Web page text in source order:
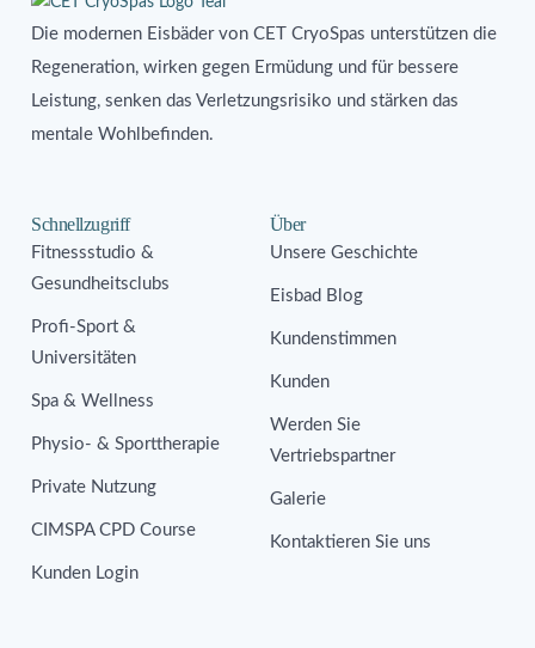
Die modernen Eisbäder von CET CryoSpas unterstützen die
Regeneration, wirken gegen Ermüdung und für bessere
Leistung, senken das Verletzungsrisiko und stärken das
mentale Wohlbefinden.
Schnellzugriff
Fitnessstudio &
Gesundheitsclubs
Profi-Sport &
Universitäten
Spa & Wellness
Physio- & Sporttherapie
Private Nutzung
CIMSPA CPD Course
Kunden Login
Über
Unsere Geschichte
Eisbad Blog
Kundenstimmen
Kunden
Werden Sie
Vertriebspartner
Galerie
Kontaktieren Sie uns